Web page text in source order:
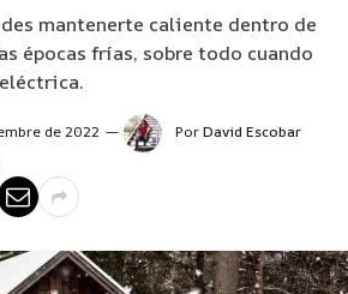
mantenerte caliente dentro de
épocas frías, sobre todo cuando
de 2022 PorDavid Escobar